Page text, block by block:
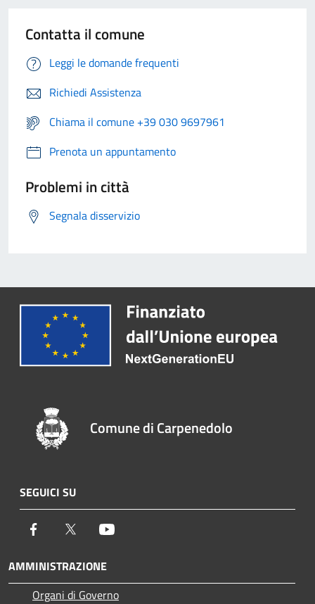
Contatta il comune
Leggi le domande frequenti
Richiedi Assistenza
Chiama il comune +39 030 9697961
Prenota un appuntamento
Problemi in città
Segnala disservizio
Comune di Carpenedolo
SEGUICI SU
Facebook Twitter
AMMINISTRAZIONE
Organi di Governo